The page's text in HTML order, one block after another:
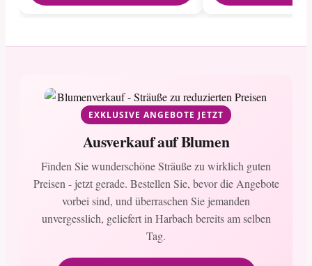
EXKLUSIVE ANGEBOTE JETZT
Ausverkauf auf Blumen
Finden Sie wunderschöne Sträuße zu wirklich guten
Preisen - jetzt gerade. Bestellen Sie, bevor die Angebote
vorbei sind, und überraschen Sie jemanden
unvergesslich, geliefert in Harbach bereits am selben
Tag.